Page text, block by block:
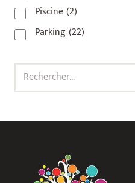
Piscine(2)
Parking(22)
Rechercher :